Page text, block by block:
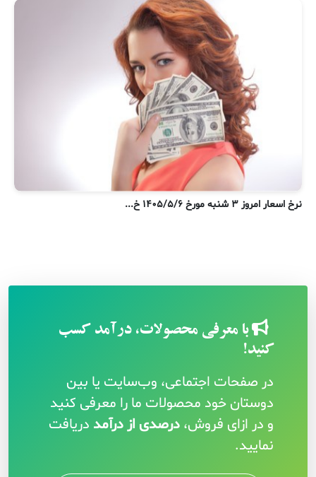
نرخ اسعار امروز ۳ شنبه مورخ ۱۴۰۵/۵/۶ خ...
با معرفی محصولات، درآمد کسب
کنید!
در صفحات اجتماعی، وب‌سایت یا بین
دوستان خود محصولات ما را معرفی کنید
و در ازای فروش، درصدی از درآمد دریافت
نمایید.